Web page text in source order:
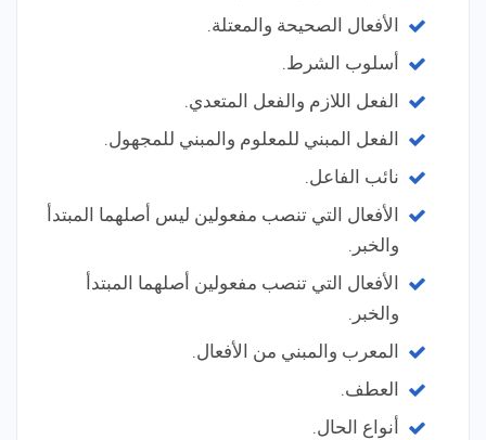
الأفعال الصحيحة والمعتلة.
أسلوب الشرط.
الفعل اللازم والفعل المتعدي.
الفعل المبني للمعلوم والمبني للمجهول.
نائب الفاعل.
الأفعال التي تنصب مفعولين ليس أصلهما المبتدأ
والخبر.
الأفعال التي تنصب مفعولين أصلهما المبتدأ
والخبر.
المعرب والمبني من الأفعال.
العطف.
أنواع الحال.